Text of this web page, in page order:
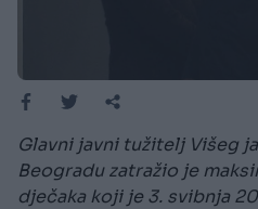
Glavni javni tužitelj Višeg
Beogradu zatražio je
dječaka koji je 3. svibnja